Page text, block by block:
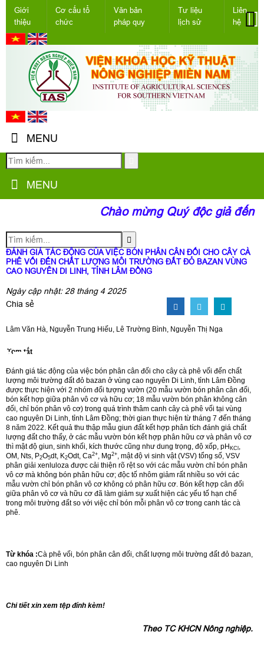
Giới
thiệu
Cơ cấu tổ
chức
Văn bản
pháp quy
Tư liệu
lịch sử
Liên
hệ
MENU
MENU
Chào mừng Quý độc giả đến
ĐÁNH GIÁ TÁC ĐỘNG CỦA VIỆC BÓN PHÂN CÂN ĐỐI CHO CÂY CÀ
PHÊ VỐI ĐẾN CHẤT LƯỢNG MÔI TRƯỜNG ĐẤT ĐỎ BAZAN VÙNG
CAO NGUYÊN DI LINH, TỈNH LÂM ĐỒNG
Ngày cập nhật: 28 tháng 4 2025
Chia sẻ
Lâm Văn Hà, Nguyễn Trung Hiếu, Lê Trường Bình, Nguyễn Thị Nga
Tóm tắt
Đánh giá tác động của việc bón phân cân đối cho cây cà phê vối đến chất
lượng môi trường đất đỏ bazan ở vùng cao nguyên Di Linh, tỉnh Lâm Đồng
được thực hiện với 2 nhóm đối tượng vườn (20 mẫu vườn bón phân cân đối,
bón kết hợp giữa phân vô cơ và hữu cơ; 18 mẫu vườn bón phân không cân
đối, chỉ bón phân vô cơ) trong quá trình thâm canh cây cà phê vối tại vùng
cao nguyên Di Linh, tỉnh Lâm Đồng; thời gian thực hiện từ tháng 7 đến tháng
8 năm 2022. Kết quả thu thập mẫu giun đất kết hợp phân tích đánh giá chất
lượng đất cho thấy, ở các mẫu vườn bón kết hợp phân hữu cơ và phân vô cơ
thì mật độ giun, sinh khối, kích thước cũng như dung trọng, độ xốp, pH KCl ,
OM, Nts, P2O5dt, K2Odt, Ca2+, Mg2+, mật độ vi sinh vật (VSV) tổng số, VSV
phân giải xenluloza được cải thiện rõ rệt so với các mẫu vườn chỉ bón phân
vô cơ mà không bón phân hữu cơ; độc tố nhôm giảm rất nhiều so với các
mẫu vườn chỉ bón phân vô cơ không có phân hữu cơ. Bón kết hợp cân đối
giữa phân vô cơ và hữu cơ đã làm giảm sự xuất hiện các yếu tố hạn chế
trong môi trường đất so với việc chỉ bón mỗi phân vô cơ trong canh tác cà
phê.
Từ khóa :Cà phê vối, bón phân cân đối, chất lượng môi trường đất đỏ bazan,
cao nguyên Di Linh
Chi tiết xin xem tệp đính kèm!
Theo TC KHCN Nông nghiệp.